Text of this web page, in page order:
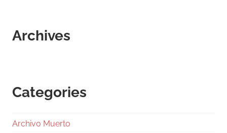
Archives
Categories
Archivo Muerto